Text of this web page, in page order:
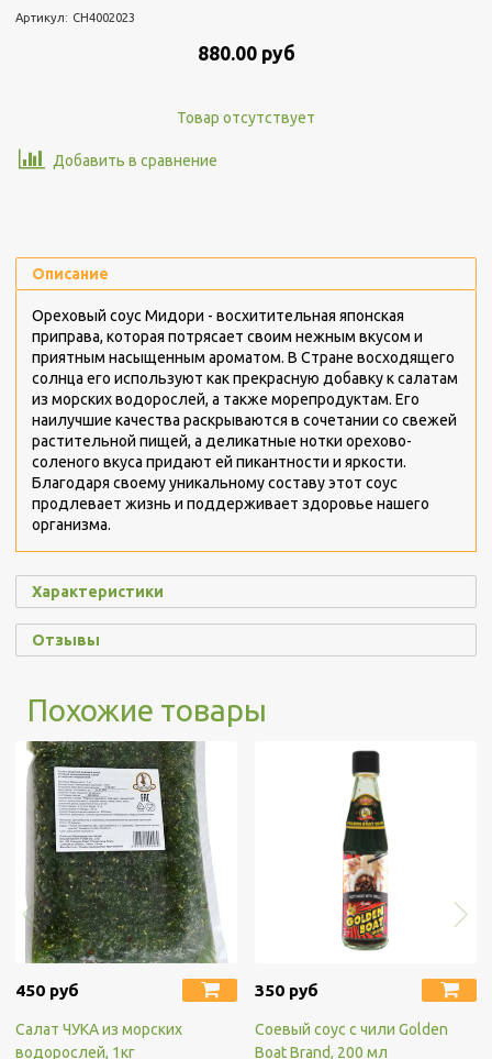
Артикул: CH4002023
880.00 руб
Товар отсутствует
Добавить в сравнение
Описание
Ореховый соус Мидори - восхитительная японская
приправа, которая потрясает своим нежным вкусом и
приятным насыщенным ароматом. В Стране восходящего
солнца его используют как прекрасную добавку к салатам
из морских водорослей, а также морепродуктам. Его
наилучшие качества раскрываются в сочетании со свежей
растительной пищей, а деликатные нотки орехово-
соленого вкуса придают ей пикантности и яркости.
Благодаря своему уникальному составу этот соус
продлевает жизнь и поддерживает здоровье нашего
организма.
Характеристики
Отзывы
Похожие товары
450 руб
Салат ЧУКА из морских
водорослей, 1кг
350 руб
Соевый соус с чили Golden
Boat Brand, 200 мл